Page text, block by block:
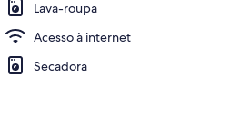
Lava-roupa
Acesso à internet
Secadora